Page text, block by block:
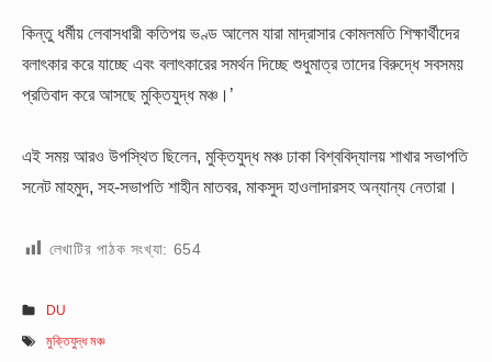
কিন্তু ধর্মীয় লেবাসধারী কতিপয় ভণ্ড আলেম যারা মাদ্রাসার কোমলমতি শিক্ষার্থীদের
বলাৎকার করে যাচ্ছে এবং বলাৎকারের সমর্থন দিচ্ছে শুধুমাত্র তাদের বিরুদ্ধে সবসময়
প্রতিবাদ করে আসছে মুক্তিযুদ্ধ মঞ্চ।’
এই সময় আরও উপস্থিত ছিলেন, মুক্তিযুদ্ধ মঞ্চ ঢাকা বিশ্ববিদ্যালয় শাখার সভাপতি
সনেট মাহমুদ, সহ-সভাপতি শাহীন মাতবর, মাকসুদ হাওলাদারসহ অন্যান্য নেতারা।
লেখাটির পাঠক সংখ্যা: 654
DU
মুক্তিযুদ্ধ মঞ্চ